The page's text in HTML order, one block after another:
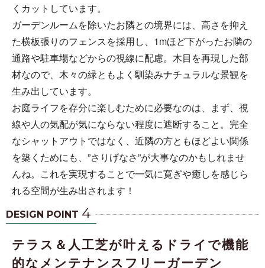
くカットしています。
ガーデンルームを除いたお隣との境界には、高さを抑え
た横板張りのフェンスを採用し、1mほど下がったお隣の
通路や駐車場などからの視線に配慮。木目を再現した部
材なので、木々の緑ともよく馴染みナチュラルな景観を
生み出しています。
お庭ライフを存分に楽しむために必要なのは、まず、視
線や人の気配が気にならない程度に遮断すること。完全
なシャットアウトではなく、近隣の方ともほどよい関係
を築くためにも、”さりげなさ”が大事なのかもしれませ
んね。これを実現することで一気に寛ぎや癒しを感じら
れる空間が生み出されます！
DESIGN POINT 4
テラス＆人工芝が叶えるドライで機能
的なメンテナンスフリーガーデン